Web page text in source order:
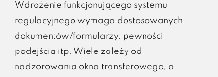
Wdrożenie funkcjonującego systemu
regulacyjnego wymaga dostosowanych
dokumentów/formularzy, pewności
podejścia itp. Wiele zależy od
nadzorowania okna transferowego, a